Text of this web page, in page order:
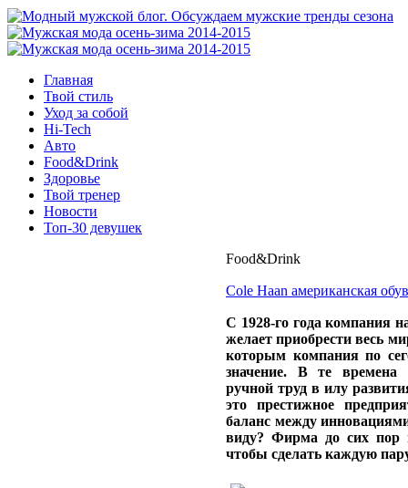
Главная
Твой стиль
Уход за собой
Hi-Tech
Авто
Food&Drink
Здоровье
Твой тренер
Новости
Топ-30 девушек
Food&Drink
Cole Haan американская
С 1928-го года компания
желает приобрести весь
которым компания по
значение. В те времена
ручной труд в илу
это престижное
баланс между
виду? Фирма до сих пор
чтобы сделать каждую